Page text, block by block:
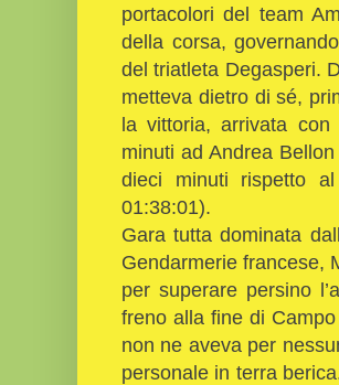
portacolori del team
della corsa,
del triatleta Degasperi.
metteva dietro di sé,
la vittoria, arrivata
minuti ad Andrea
dieci minuti rispetto
01:38:01).
Gara tutta dominata
Gendarmerie francese,
per superare persino
freno alla fine di
non ne aveva per
personale in terra